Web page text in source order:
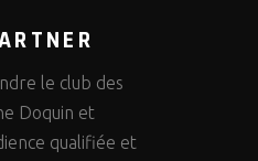
le club des
Doquin et
qualifiée et